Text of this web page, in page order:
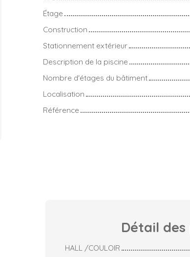
Étage
Construction
Stationnement extérieur
Description de la piscine
Nombre d'étages du bâtiment
Localisation
Référence
Détail des
HALL /COULOIR